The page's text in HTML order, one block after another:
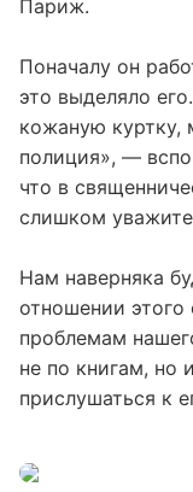
Поначалу он
это выделяло
кожаную куртку,
полиция», —
что в
Нам наверняка
отношении
проблемам
не по книгам, но